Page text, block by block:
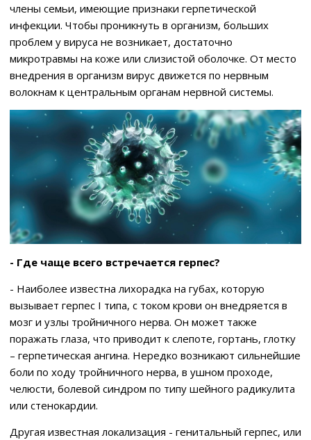
члены семьи, имеющие признаки герпетической
инфекции. Чтобы проникнуть в организм, больших
проблем у вируса не возникает, достаточно
микротравмы на коже или слизистой оболочке. От место
внедрения в организм вирус движется по нервным
волокнам к центральным органам нервной системы.
- Где чаще всего встречается герпес?
- Наиболее известна лихорадка на губах, которую
вызывает герпес I типа, с током крови он внедряется в
мозг и узлы тройничного нерва. Он может также
поражать глаза, что приводит к слепоте, гортань, глотку
– герпетическая ангина. Нередко возникают сильнейшие
боли по ходу тройничного нерва, в ушном проходе,
челюсти, болевой синдром по типу шейного радикулита
или стенокардии.
Другая известная локализация - генитальный герпес, или